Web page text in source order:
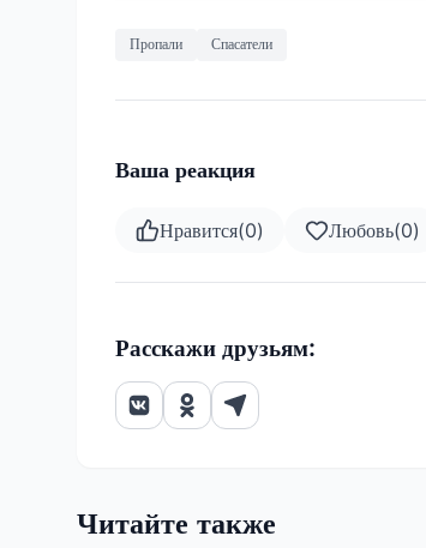
Пропали Спасатели
Ваша реакция
Нравится(0) Любовь(0)
Расскажи друзьям:
Читайте также